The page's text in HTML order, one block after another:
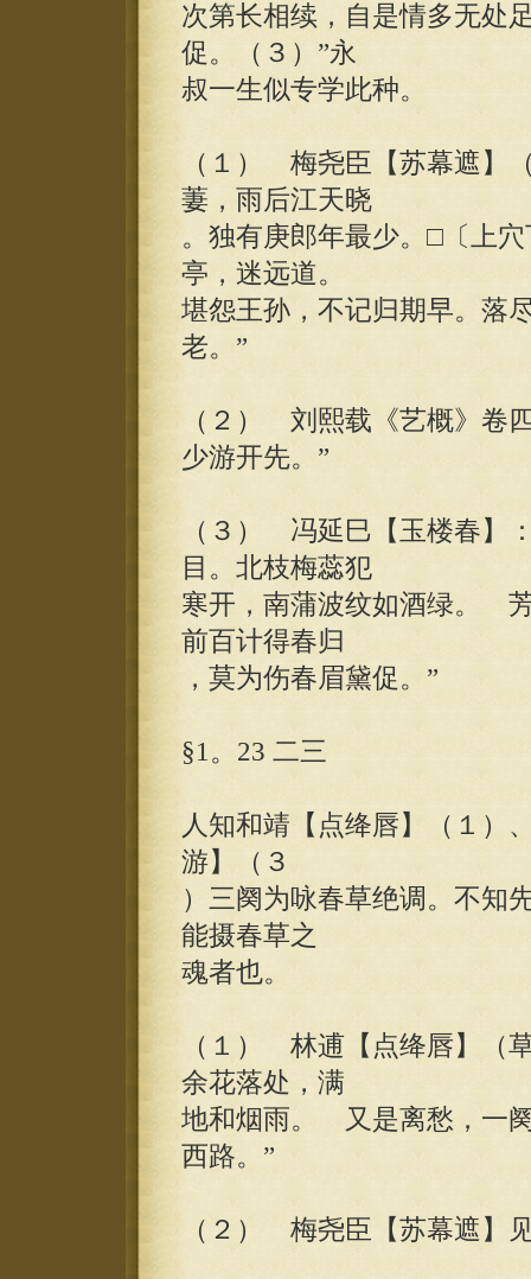
次第长相续，自是情多无处
促。（３）”永
叔一生似专学此种。
（１） 梅尧臣【苏幕遮】
萋，雨后江天晓
。独有庚郎年最少。□〔上
亭，迷远道。
堪怨王孙，不记归期早。落
老。”
（２） 刘熙载《艺概》卷
少游开先。”
（３） 冯延巳【玉楼春】
目。北枝梅蕊犯
寒开，南蒲波纹如酒绿。
前百计得春归
，莫为伤春眉黛促。”
§1。23 二三
人知和靖【点绛唇】（１）
游】（３
）三阕为咏春草绝调。不知
能摄春草之
魂者也。
（１） 林逋【点绛唇】（
余花落处，满
地和烟雨。 又是离愁，一
西路。”
（２） 梅尧臣【苏幕遮】